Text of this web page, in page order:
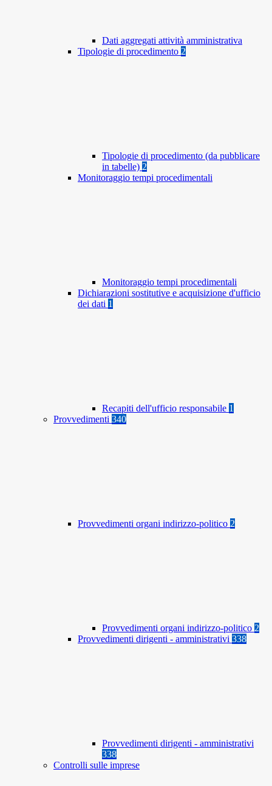
Dati aggregati attività amministrativa
Tipologie di procedimento 2
Tipologie di procedimento (da pubblicare
in tabelle) 2
Monitoraggio tempi procedimentali
Monitoraggio tempi procedimentali
Dichiarazioni sostitutive e acquisizione d'ufficio
dei dati 1
Recapiti dell'ufficio responsabile 1
Provvedimenti 340
Provvedimenti organi indirizzo-politico 2
Provvedimenti organi indirizzo-politico 2
Provvedimenti dirigenti - amministrativi 338
Provvedimenti dirigenti - amministrativi
338
Controlli sulle imprese